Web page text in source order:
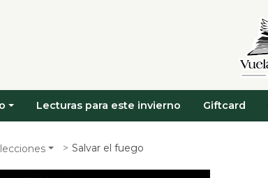
Lecturas para este invierno Giftcard
Salvar el fuego